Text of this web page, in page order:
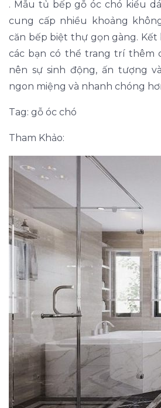
. Mẫu tủ bếp gỗ óc chó kiểu
cung cấp nhiều khoảng
căn bếp biệt thự gọn gàng. Kết
các bạn có thể trang trí thêm
nên sự sinh động, ấn tượng
ngon miệng và nhanh chóng
Tag: gỗ óc chó
Tham Khảo: